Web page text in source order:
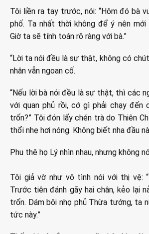
Tôi liền ra tay trước, nói: “Hôm đó bà
phố. Ta nhất thời không để ý nên
Giờ ta sẽ tính toán rõ ràng với bà.”
“Lời ta nói đều là sự thật, không có
nhân vẫn ngoan cố.
“Nếu lời bà nói đều là sự thật, thì các
với quan phủ rồi, cớ gì phải chạy đến
trốn?” Tôi đón lấy chén trà do Thiên
thổi nhẹ hơi nóng. Không biết nha đầu
Phu thê họ Lý nhìn nhau, nhưng không
Tôi giả vờ như vô tình nói với thị vệ:
Trước tiên đánh gãy hai chân, kẻo lại
trốn. Dám bôi nhọ phủ Thừa tướng, ta
tức này.”